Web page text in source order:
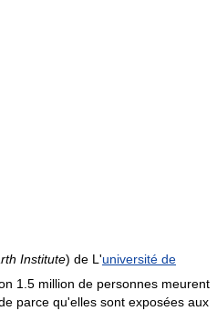
Institute) de L'université de
1.5 million de personnes meurent
parce qu'elles sont exposées aux